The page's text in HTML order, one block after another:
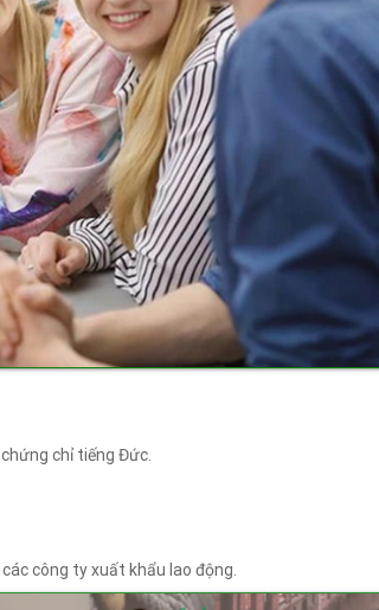
chỉ tiếng Đức.
công ty xuất khẩu lao động.